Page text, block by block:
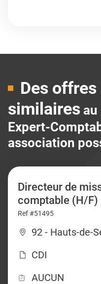
Des offres
similaires
Expert-
association
Directeur de
comptable (H/F)
Ref #51495
92 - Hauts-de-
CDI
AUCUN